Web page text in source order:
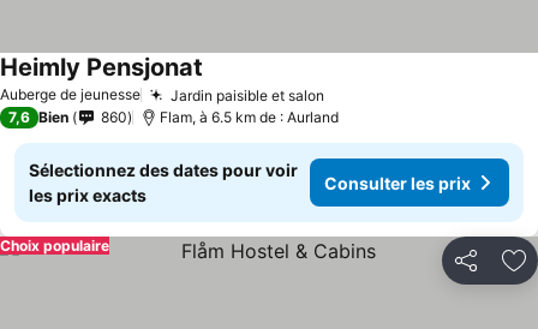
Auberge de jeunesse Jardin paisible et salon
Heimly Pensjonat
7,6 Bien 860 Flam, à 6.5 km de : Aurland
Sélectionnez des dates pour voir
les prix exacts
Consulter les prix
Partager
Choix populaire